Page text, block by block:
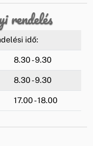
rendelés
idő:
8.30 - 9.30
8.30 - 9.30
17.00 - 18.00